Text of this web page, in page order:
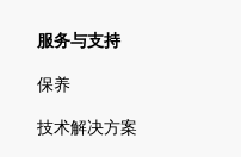
服务与支持
保养
技术解决方案